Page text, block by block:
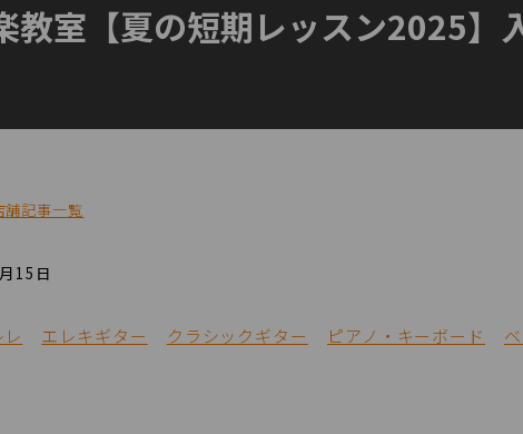
教室【夏の短期レッスン2025】
舗記事一覧
15日
エレキギター クラシックギター ピアノ・キーボード